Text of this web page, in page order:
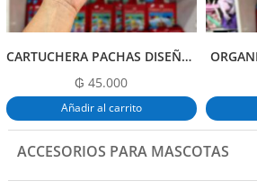
CARTUCHERA PACHAS DISEÑOS SURTIDOS
₲ 45.000
Añadir al carrito
ACCESORIOS PARA MASCOTAS